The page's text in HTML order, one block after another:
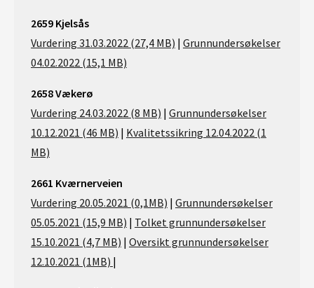
2659 Kjelsås
Vurdering 31.03.2022 (27,4 MB) | Grunnundersøkelser
04.02.2022 (15,1 MB)
2658 Vækerø
Vurdering 24.03.2022 (8 MB) | Grunnundersøkelser
10.12.2021 (46 MB) | Kvalitetssikring 12.04.2022 (1
MB)
2661 Kværnerveien
Vurdering 20.05.2021 (0,1MB) | Grunnundersøkelser
05.05.2021 (15,9 MB) | Tolket grunnundersøkelser
15.10.2021 (4,7 MB) | Oversikt grunnundersøkelser
12.10.2021 (1MB) |